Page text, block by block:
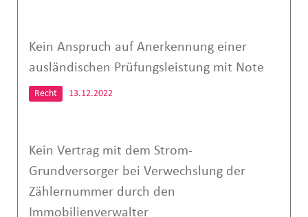
Kein Anspruch auf Anerkennung einer
ausländischen Prüfungsleistung mit Note
Recht 13.12.2022
Kein Vertrag mit dem Strom-
Grundversorger bei Verwechslung der
Zählernummer durch den
Immobilienverwalter